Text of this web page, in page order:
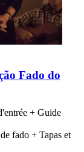
Fado do
+ Guide
fado + Tapas et